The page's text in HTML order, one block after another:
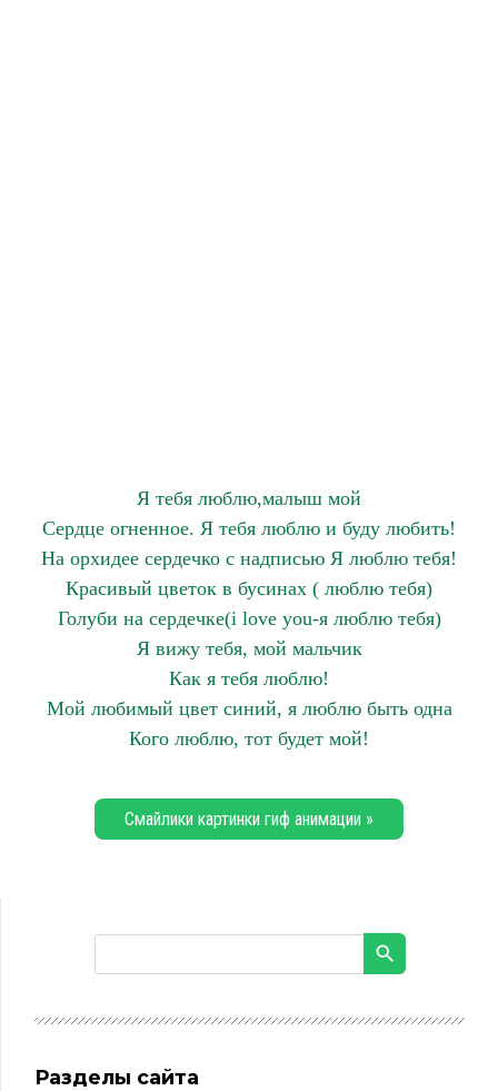
Я тебя люблю,малыш мой
Сердце огненное. Я тебя люблю и буду любить!
На орхидее сердечко с надписью Я люблю тебя!
Красивый цветок в бусинах ( люблю тебя)
Голуби на сердечке(i love you-я люблю тебя)
Я вижу тебя, мой мальчик
Как я тебя люблю!
Мой любимый цвет синий, я люблю быть одна
Кого люблю, тот будет мой!
Смайлики картинки гиф анимации »
Разделы сайта